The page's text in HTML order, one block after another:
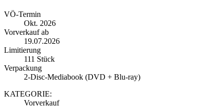
VÖ-Termin
Okt. 2026
Vorverkauf ab
19.07.2026
Limitierung
111 Stück
Verpackung
2-Disc-Mediabook (DVD + Blu-ray)
KATEGORIE:
Vorverkauf